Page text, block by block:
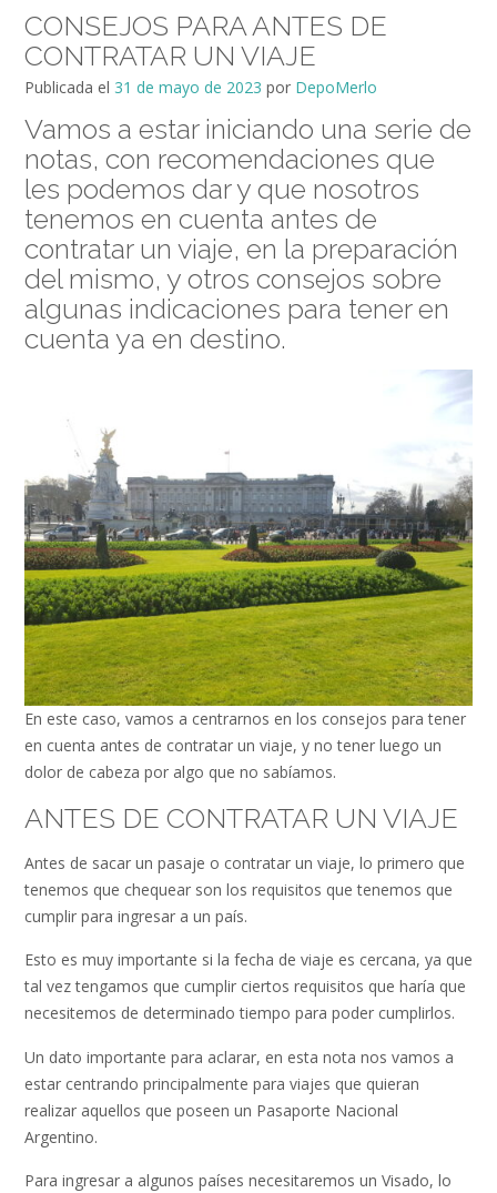
CONSEJOS PARA ANTES DE
CONTRATAR UN VIAJE
Publicada el 31 de mayo de 2023 por DepoMerlo
Vamos a estar iniciando una serie de
notas, con recomendaciones que
les podemos dar y que nosotros
tenemos en cuenta antes de
contratar un viaje, en la preparación
del mismo, y otros consejos sobre
algunas indicaciones para tener en
cuenta ya en destino.
En este caso, vamos a centrarnos en los consejos para tener
en cuenta antes de contratar un viaje, y no tener luego un
dolor de cabeza por algo que no sabíamos.
ANTES DE CONTRATAR UN VIAJE
Antes de sacar un pasaje o contratar un viaje, lo primero que
tenemos que chequear son los requisitos que tenemos que
cumplir para ingresar a un país.
Esto es muy importante si la fecha de viaje es cercana, ya que
tal vez tengamos que cumplir ciertos requisitos que haría que
necesitemos de determinado tiempo para poder cumplirlos.
Un dato importante para aclarar, en esta nota nos vamos a
estar centrando principalmente para viajes que quieran
realizar aquellos que poseen un Pasaporte Nacional
Argentino.
Para ingresar a algunos países necesitaremos un Visado, lo